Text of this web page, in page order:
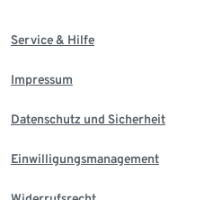
Service & Hilfe
Impressum
Datenschutz und Sicherheit
Einwilligungsmanagement